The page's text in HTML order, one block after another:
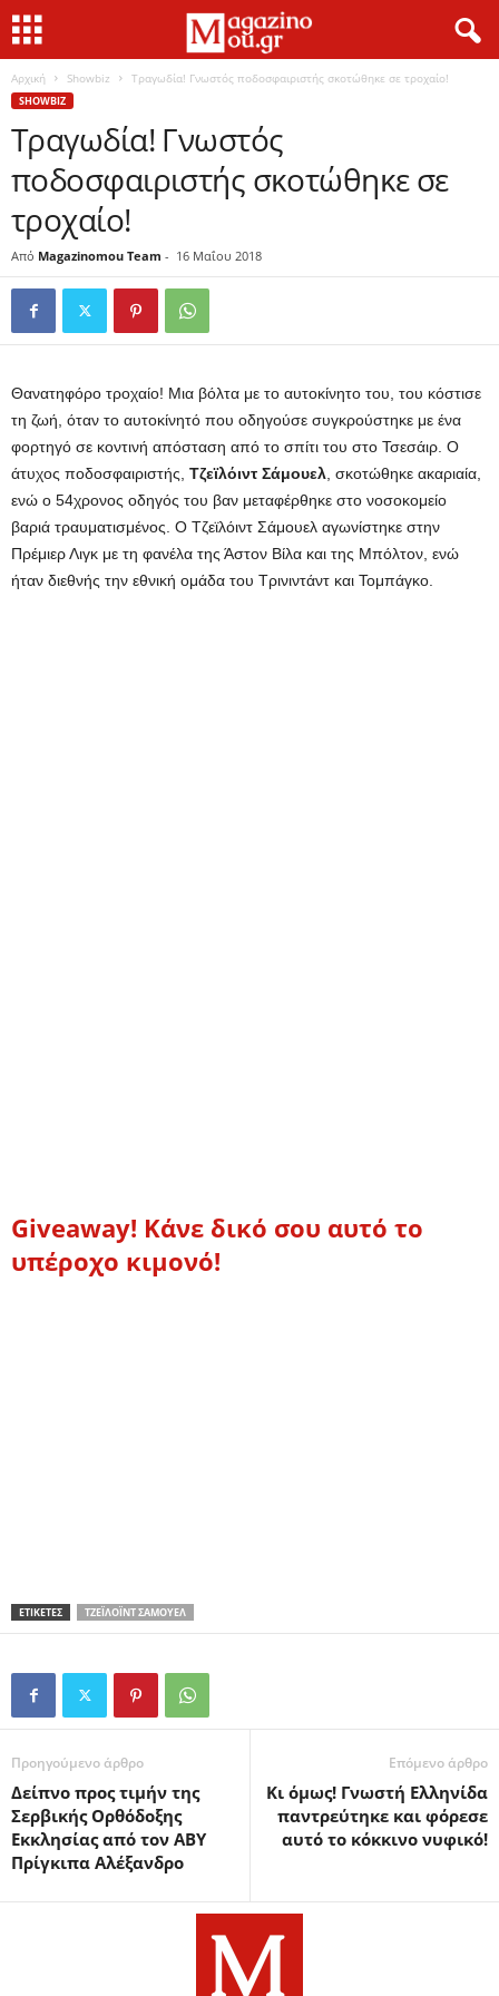
Αρχική Showbiz Τραγωδία! Γνωστός ποδοσφαιριστής σκοτώθηκε σε τροχαίο!
SHOWBIZ
Τραγωδία! Γνωστός
ποδοσφαιριστής σκοτώθηκε σε
τροχαίο!
Από Magazinomou Team - 16 Μαΐου 2018
Θανατηφόρο τροχαίο! Μια βόλτα με το αυτοκίνητο του, του κόστισε
τη ζωή, όταν το αυτοκίνητό που οδηγούσε συγκρούστηκε με ένα
φορτηγό σε κοντινή απόσταση από το σπίτι του στο Τσεσάιρ. Ο
άτυχος ποδοσφαιριστής, Τζεϊλόιντ Σάμουελ , σκοτώθηκε ακαριαία,
ενώ ο 54χρονος οδηγός του βαν μεταφέρθηκε στο νοσοκομείο
βαριά τραυματισμένος. Ο Τζεϊλόιντ Σάμουελ αγωνίστηκε στην
Πρέμιερ Λιγκ με τη φανέλα της Άστον Βίλα και της Μπόλτον, ενώ
ήταν διεθνής την εθνική ομάδα του Τρινιντάντ και Τομπάγκο.
Giveaway! Κάνε δικό σου αυτό το
υπέροχο κιμονό!
ΕΤΙΚΕΤΕΣ ΤΖΕΪΛΌΙΝΤ ΣΆΜΟΥΕΛ
Προηγούμενο άρθρο
Δείπνο προς τιμήν της
Σερβικής Ορθόδοξης
Εκκλησίας από τον ΑΒΥ
Πρίγκιπα Αλέξανδρο
Επόμενο άρθρο
Κι όμως! Γνωστή Ελληνίδα
παντρεύτηκε και φόρεσε
αυτό το κόκκινο νυφικό!